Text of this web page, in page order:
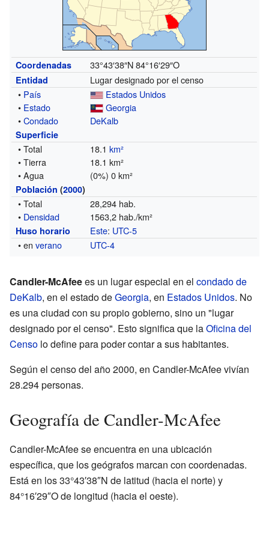
Coordenadas 33°43′38″N 84°16′29″O
Entidad
Lugar designado por el censo
• País
Estados Unidos
• Estado
Georgia
•Condado DeKalb
Superficie
• Total 18.1km²
• Tierra
18.1 km²
• Agua
(0%) 0 km²
Población (2000)
• Total
28,294 hab.
• Densidad 1563,2 hab./km²
Huso horario Este: UTC-5
• enverano UTC-4
Candler-McAfeees un lugar especial en el condado de
DeKalb, en el estado deGeorgia, en Estados Unidos. No
es una ciudad con su propio gobierno, sino un "lugar
designado por el censo". Esto significa que laOficina del
Censo lo define para poder contar a sus habitantes.
Según el censo del año 2000, en Candler-McAfee vivían
28.294 personas.
Geografía de Candler-McAfee
Candler-McAfee se encuentra en una ubicación
específica, que los geógrafos marcan con coordenadas.
Está en los 33°43′38″N de latitud (hacia el norte) y
84°16′29″O de longitud (hacia el oeste).